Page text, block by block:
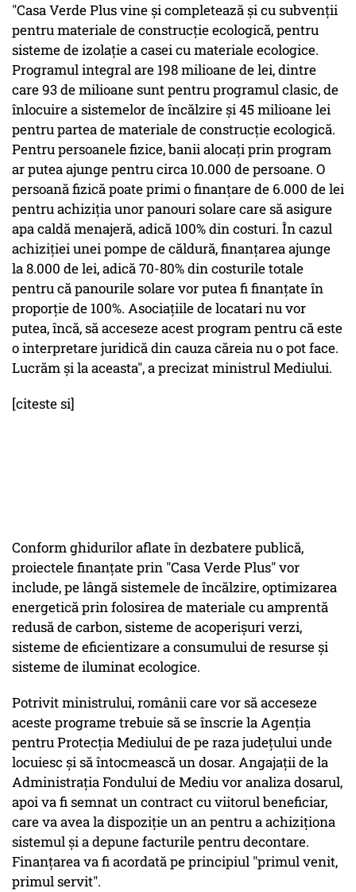
"Casa Verde Plus vine și completează și cu subvenții
pentru materiale de construcție ecologică, pentru
sisteme de izolație a casei cu materiale ecologice.
Programul integral are 198 milioane de lei, dintre
care 93 de milioane sunt pentru programul clasic, de
înlocuire a sistemelor de încălzire și 45 milioane lei
pentru partea de materiale de construcție ecologică.
Pentru persoanele fizice, banii alocați prin program
ar putea ajunge pentru circa 10.000 de persoane. O
persoană fizică poate primi o finanțare de 6.000 de lei
pentru achiziția unor panouri solare care să asigure
apa caldă menajeră, adică 100% din costuri. În cazul
achiziției unei pompe de căldură, finanțarea ajunge
la 8.000 de lei, adică 70-80% din costurile totale
pentru că panourile solare vor putea fi finanțate în
proporție de 100%. Asociațiile de locatari nu vor
putea, încă, să acceseze acest program pentru că este
o interpretare juridică din cauza căreia nu o pot face.
Lucrăm și la aceasta", a precizat ministrul Mediului.
[citeste si]
Conform ghidurilor aflate în dezbatere publică,
proiectele finanțate prin "Casa Verde Plus" vor
include, pe lângă sistemele de încălzire, optimizarea
energetică prin folosirea de materiale cu amprentă
redusă de carbon, sisteme de acoperișuri verzi,
sisteme de eficientizare a consumului de resurse și
sisteme de iluminat ecologice.
Potrivit ministrului, românii care vor să acceseze
aceste programe trebuie să se înscrie la Agenția
pentru Protecția Mediului de pe raza județului unde
locuiesc și să întocmească un dosar. Angajații de la
Administrația Fondului de Mediu vor analiza dosarul,
apoi va fi semnat un contract cu viitorul beneficiar,
care va avea la dispoziție un an pentru a achiziționa
sistemul și a depune facturile pentru decontare.
Finanțarea va fi acordată pe principiul "primul venit,
primul servit".